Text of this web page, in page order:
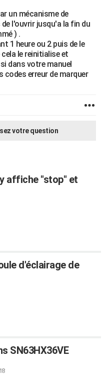
un mécanisme de
l'ouvrir jusqu'a la fin du
) .
1 heure ou 2 puis de le
le reinitialise et
dans votre manuel
erreur de marquer
votre question
affiche "stop" et
d'éclairage de
SN63HX36VE